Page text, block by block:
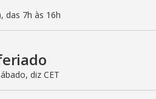
das 7h às 16h
diz CET